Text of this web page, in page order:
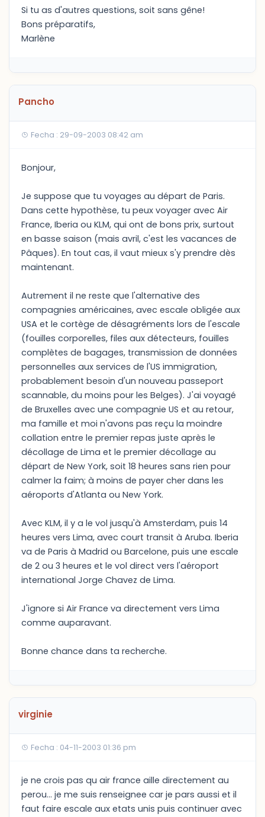
Si tu as d'autres questions, soit sans gêne!
Bons préparatifs,
Marlène
Pancho
Fecha : 29-09-2003 08:42 am
Bonjour,
Je suppose que tu voyages au départ de Paris.
Dans cette hypothèse, tu peux voyager avec Air
France, Iberia ou KLM, qui ont de bons prix, surtout
en basse saison (mais avril, c'est les vacances de
Pâques). En tout cas, il vaut mieux s'y prendre dès
maintenant.
Autrement il ne reste que l'alternative des
compagnies américaines, avec escale obligée aux
USA et le cortège de désagréments lors de l'escale
(fouilles corporelles, files aux détecteurs, fouilles
complètes de bagages, transmission de données
personnelles aux services de l'US immigration,
probablement besoin d'un nouveau passeport
scannable, du moins pour les Belges). J'ai voyagé
de Bruxelles avec une compagnie US et au retour,
ma famille et moi n'avons pas reçu la moindre
collation entre le premier repas juste après le
décollage de Lima et le premier décollage au
départ de New York, soit 18 heures sans rien pour
calmer la faim; à moins de payer cher dans les
aéroports d'Atlanta ou New York.
Avec KLM, il y a le vol jusqu'à Amsterdam, puis 14
heures vers Lima, avec court transit à Aruba. Iberia
va de Paris à Madrid ou Barcelone, puis une escale
de 2 ou 3 heures et le vol direct vers l'aéroport
international Jorge Chavez de Lima.
J'ignore si Air France va directement vers Lima
comme auparavant.
Bonne chance dans ta recherche.
virginie
Fecha : 04-11-2003 01:36 pm
je ne crois pas qu air france aille directement au
perou... je me suis renseignee car je pars aussi et il
faut faire escale aux etats unis puis continuer avec